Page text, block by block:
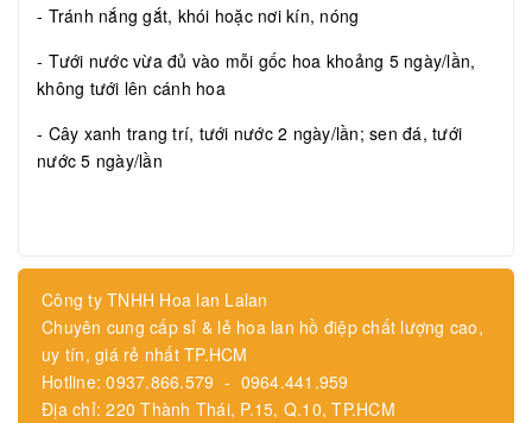
- Tránh nắng gắt, khói hoặc nơi kín, nóng
- Tưới nước vừa đủ vào mỗi gốc hoa khoảng 5 ngày/lần,
không tưới lên cánh hoa
- Cây xanh trang trí, tưới nước 2 ngày/lần; sen đá, tưới
nước 5 ngày/lần
Công ty TNHH Hoa lan Lalan
Chuyên cung cấp sỉ & lẻ hoa lan hồ điệp chất lượng cao,
uy tín, giá rẻ nhất TP.HCM
Hotline: 0937.866.579 - 0964.441.959
Địa chỉ: 220 Thành Thái, P.15, Q.10, TP.HCM